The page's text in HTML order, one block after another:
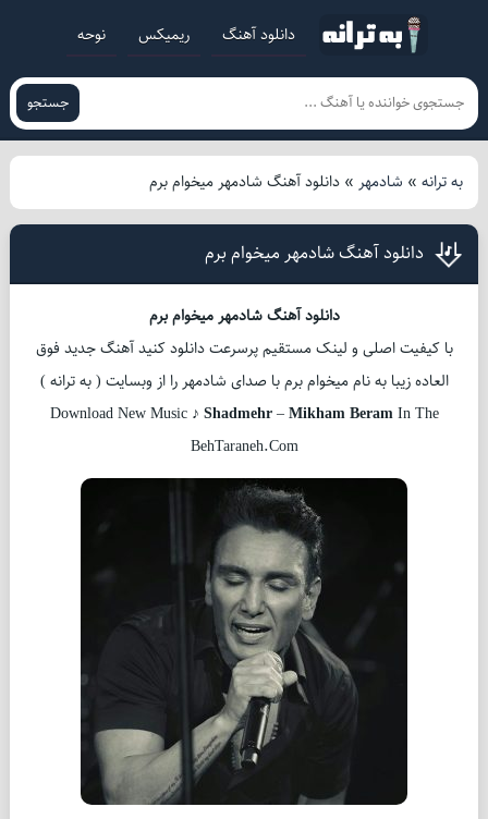
دانلود آهنگ ریمیکس نوحه
جستجو
به ترانه» شادمهر» دانلود آهنگ شادمهر میخوام برم
دانلود آهنگ شادمهر میخوام برم
دانلود آهنگ شادمهر میخوام برم
با کیفیت اصلی و لینک مستقیم پرسرعت دانلود کنید آهنگ جدید فوق
العاده زیبا به نام میخوام برم با صدای شادمهر را از وبسایت ( به ترانه )
Download New Music ♪ Shadmehr–Mikham BeramIn The
BehTaraneh.Com